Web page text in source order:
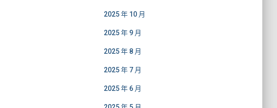
2025 年 10 月
2025 年 9 月
2025 年 8 月
2025 年 7 月
2025 年 6 月